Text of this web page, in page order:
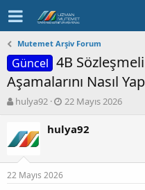
Mutemet Arşiv Forum
Güncel 4B
Aşamalarını Nasıl
K
b
u
y
u
hulya92
B
ş
l
n
22 Mayıs 2026
hulya92
22 Mayıs 2026